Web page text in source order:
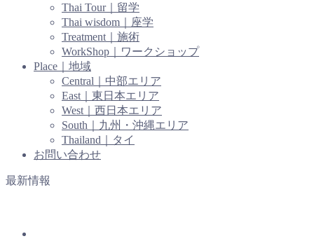
Thai Tour｜留学
Thai wisdom｜座学
Treatment｜施術
WorkShop｜ワークショップ
Place｜地域
Central｜中部エリア
East｜東日本エリア
West｜西日本エリア
South｜九州・沖縄エリア
Thailand｜タイ
お問い合わせ
最新情報